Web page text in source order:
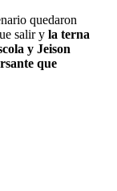
quedaron
salir y la terna
y Jeison
que